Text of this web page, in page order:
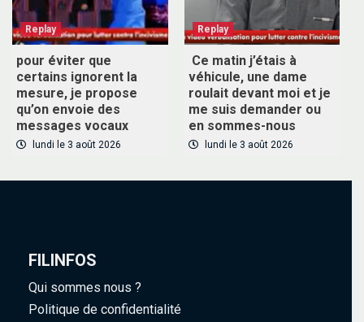
Replay
pour éviter que
certains ignorent la
mesure, je propose
qu’on envoie des
messages vocaux
lundi le 3 août 2026
Replay
Ce matin j’étais à
véhicule, une dame
roulait devant moi et je
me suis demander ou
en sommes-nous
lundi le 3 août 2026
FILINFOS
Qui sommes nous ?
Politique de confidentialité